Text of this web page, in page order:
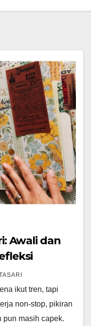
Awali dan
ikut tren, tapi
non-stop, pikiran
pun masih capek.